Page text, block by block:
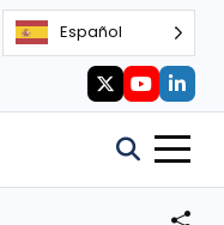
Español